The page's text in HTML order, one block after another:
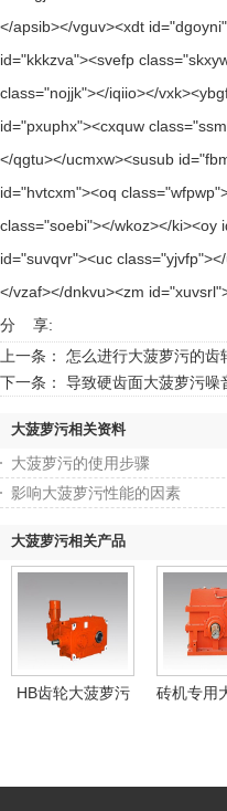
分 享:
上一条： 怎么进行大菠萝污的齿
下一条： 导致硬齿面大菠萝污噪
大菠萝污相关资料
大菠萝污的使用步骤
影响大菠萝污性能的因素
大菠萝污相关产品
HB齿轮大菠萝污 砖机专用